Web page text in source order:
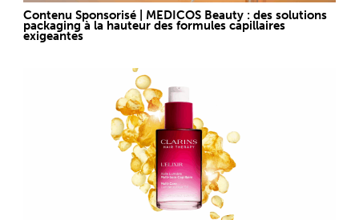
Contenu Sponsorisé | MEDICOS Beauty : des solutions
packaging à la hauteur des formules capillaires
exigeantes